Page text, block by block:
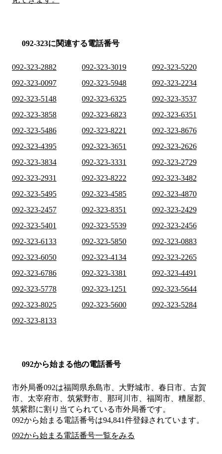
092-323に関連する電話番号
092-323-2882 092-323-3019
092-323-5220
092-323-0097
092-323-5948
092-323-2234
092-323-5148
092-323-6325
092-323-3537
092-323-3858
092-323-6823
092-323-6351
092-323-5486
092-323-8221
092-323-8676
092-323-4395
092-323-3651
092-323-2626
092-323-3834
092-323-3331
092-323-2729
092-323-2931
092-323-8222
092-323-3482
092-323-5495
092-323-4585
092-323-4870
092-323-2457
092-323-8351
092-323-2429
092-323-5401
092-323-5539
092-323-2456
092-323-6133
092-323-5850
092-323-0883
092-323-6050
092-323-4134
092-323-2265
092-323-6786
092-323-3381
092-323-4491
092-323-5778
092-323-1251
092-323-5644
092-323-8025
092-323-5600
092-323-5284
092-323-8133
092から始まる他の電話番号
市外局番092は福岡県糸島市、大野城市、春日市、古賀
市、太宰府市、筑紫野市、那珂川市、福岡市、糟屋郡、
筑紫郡に割り当てられている市外局番です。
092から始まる電話番号は94,841件登録されています。
092から始まる電話番号一覧をみる